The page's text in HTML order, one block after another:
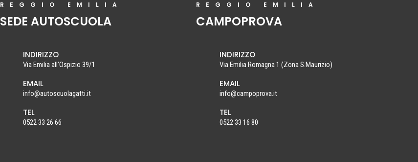
REGGIO EMILIA
SEDE AUTOSCUOLA
INDIRIZZO
Via Emilia all’Ospizio 39/1
EMAIL
info@autoscuolagatti.it
TEL
0522 33 26 66
REGGIO EMILIA
CAMPOPROVA
INDIRIZZO
Via Emilia Romagna 1 (Zona S.Maurizio)
EMAIL
info@campoprova.it
TEL
0522 33 16 80